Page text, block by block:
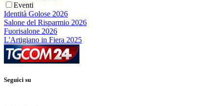
Eventi
Identità Golose 2026
Salone del Risparmio 2026
Fuorisalone 2026
L'Artigiano in Fiera 2025
Seguici su